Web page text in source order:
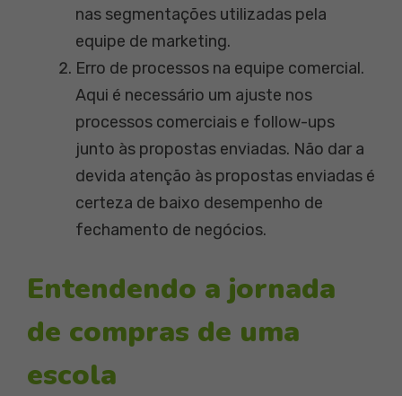
nas segmentações utilizadas pela
equipe de marketing.
Erro de processos na equipe comercial.
Aqui é necessário um ajuste nos
processos comerciais e follow-ups
junto às propostas enviadas. Não dar a
devida atenção às propostas enviadas é
certeza de baixo desempenho de
fechamento de negócios.
Entendendo a jornada
de compras de uma
escola